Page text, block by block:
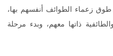
طوق زعماء الطوائف أنفسهم بها،
ذاتها معهم، وبدء مرحلة